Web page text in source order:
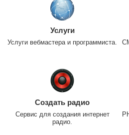
Услуги
Услуги вебмастера и программиста.
Создать радио
Сервис для создания интернет
радио.